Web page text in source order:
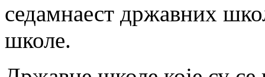
седамнаест државних
школе.